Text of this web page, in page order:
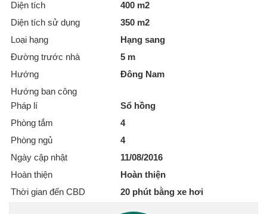
Diện tích
400 m2
Diện tích sử dụng
350 m2
Loại hạng
Hạng sang
Đường trước nhà
5 m
Hướng
Đông Nam
Hướng ban công
Pháp lí
Sổ hồng
Phòng tắm
4
Phòng ngủ
4
Ngày cập nhật
11/08/2016
Hoàn thiện
Hoàn thiện
Thời gian đến CBD
20 phút bằng xe hơi